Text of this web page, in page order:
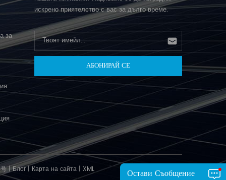
за
искрено приятелство с вас за дълго време.
|Блог| Карта на сайта | XML Остави Съобщение